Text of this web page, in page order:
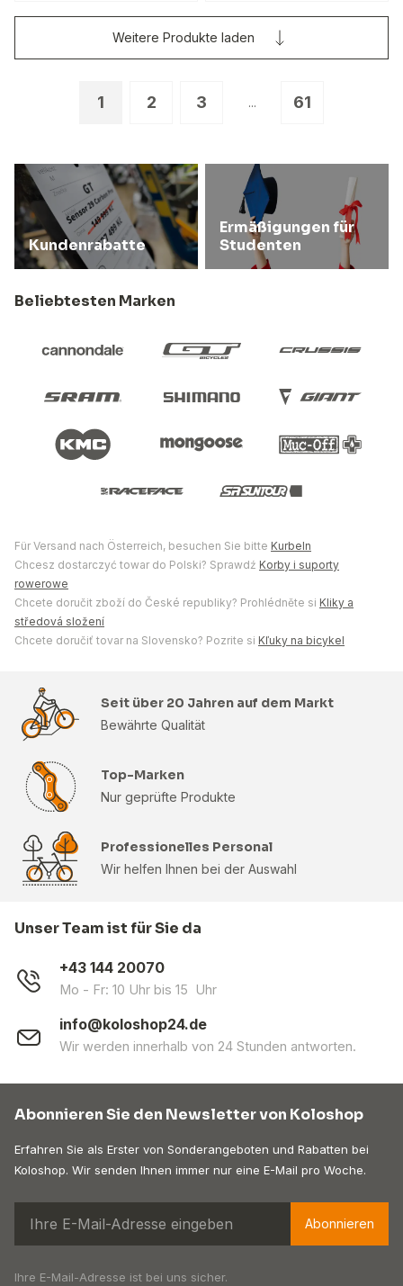
1 2 3 ... 61
Weitere Produkte laden
Kundenrabatte
Ermäßigungen für
Studenten
Beliebtesten Marken
Für Versand nach Österreich, besuchen Sie bitte Kurbeln
Chcesz dostarczyć towar do Polski? Sprawdź Korby i suporty
rowerowe
Chcete doručit zboží do České republiky? Prohlédněte si Kliky a
středová složení
Chcete doručiť tovar na Slovensko? Pozrite si Kľuky na bicykel
Seit über 20 Jahren auf dem Markt
Bewährte Qualität
Top-Marken
Nur geprüfte Produkte
Professionelles Personal
Wir helfen Ihnen bei der Auswahl
Unser Team ist für Sie da
+43 144 20070
Mo - Fr: 10 Uhr bis 15 Uhr
info@koloshop24.de
Wir werden innerhalb von 24 Stunden antworten.
Abonnieren Sie den Newsletter von Koloshop
Erfahren Sie als Erster von Sonderangeboten und Rabatten bei
Koloshop. Wir senden Ihnen immer nur eine E-Mail pro Woche.
Abonnieren
Ihre E-Mail-Adresse ist bei uns sicher.